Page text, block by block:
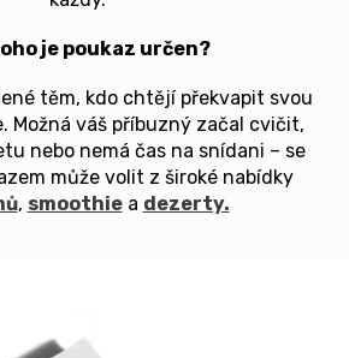
je poukaz určen?
těm, kdo chtějí překvapit svou
Možná váš příbuzný začal cvičit,
nebo nemá čas na snídani – se
může volit z široké nabídky
, smoothiea dezerty.